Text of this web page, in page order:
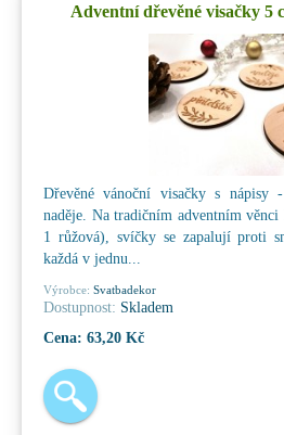
Adventní dřevěné visačky 5
Dřevěné vánoční visačky s nápisy
naděje. Na tradičním adventním
1 růžová), svíčky se zapalují proti
každá v jednu...
Výrobce: Svatbadekor
Dostupnost: Skladem
Cena: 63,20 Kč